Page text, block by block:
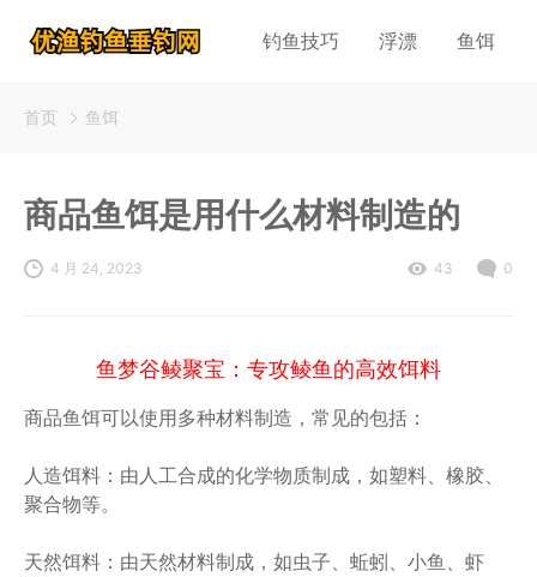
钓鱼技巧 浮漂 鱼饵
首页 鱼饵
商品鱼饵是用什么材料制造的
4 月 24, 2023 43 0
鱼梦谷鲮聚宝：专攻鲮鱼的高效饵料
商品鱼饵可以使用多种材料制造，常见的包括：
人造饵料：由人工合成的化学物质制成，如塑料、橡胶、
聚合物等。
天然饵料：由天然材料制成，如虫子、蚯蚓、小鱼、虾